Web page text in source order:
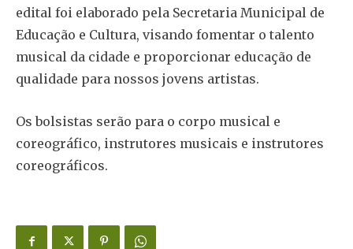
edital foi elaborado pela Secretaria Municipal de
Educação e Cultura, visando fomentar o talento
musical da cidade e proporcionar educação de
qualidade para nossos jovens artistas.
Os bolsistas serão para o corpo musical e
coreográfico, instrutores musicais e instrutores
coreográficos.